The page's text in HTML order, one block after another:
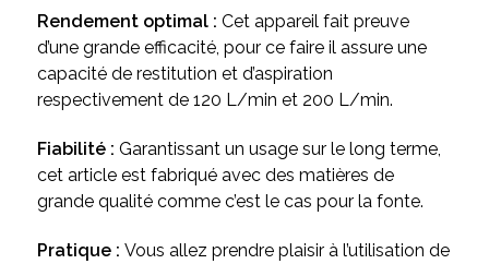
Rendement optimal : Cet appareil fait preuve
d’une grande efficacité, pour ce faire il assure une
capacité de restitution et d’aspiration
respectivement de 120 L/min et 200 L/min.
Fiabilité : Garantissant un usage sur le long terme,
cet article est fabriqué avec des matières de
grande qualité comme c’est le cas pour la fonte.
Pratique : Vous allez prendre plaisir à l’utilisation de